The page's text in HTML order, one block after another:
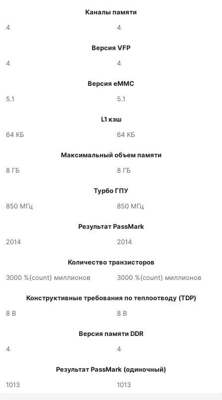
Каналы памяти
4
4
Версия VFP
4
4
Версия eMMC
5.1
5.1
L1 кэш
64 КБ
64 КБ
Максимальный объем памяти
8 ГБ
8 ГБ
Турбо ГПУ
850 МГц
850 МГц
Результат PassMark
2014
2014
Количество транзисторов
3000 %{count} миллионов
3000 %{count} миллионов
Конструктивные требования по теплоотводу (TDP)
8 В
8 В
Версия памяти DDR
4
4
Результат PassMark (одиночный)
1013
1013